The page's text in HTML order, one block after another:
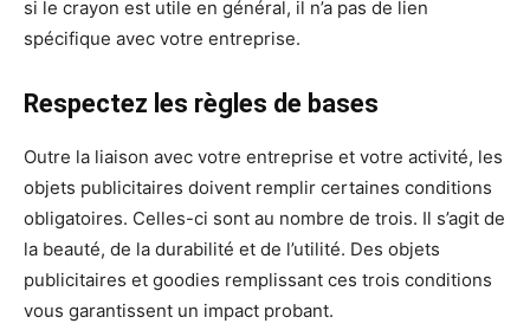
si le crayon est utile en général, il n’a pas de lien
spécifique avec votre entreprise.
Respectez les règles de bases
Outre la liaison avec votre entreprise et votre activité, les
objets publicitaires doivent remplir certaines conditions
obligatoires. Celles-ci sont au nombre de trois. Il s’agit de
la beauté, de la durabilité et de l’utilité. Des objets
publicitaires et goodies remplissant ces trois conditions
vous garantissent un impact probant.